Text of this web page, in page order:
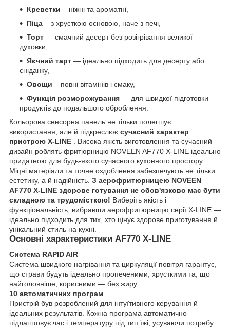
Креветки – ніжні та ароматні,
Піца – з хрусткою основою, наче з печі,
Торт — смачний десерт без розігрівання великої
духовки,
Яєчний тарт — ідеально підходить для десерту або
сніданку,
Овощи – повні вітамінів і смаку,
Функція розморожування — для швидкої підготовки
продуктів до подальшого оброблення.
Кольорова сенсорна панель не тільки полегшує
використання, але й підкреслює сучасний характер
пристрою X-LINE . Висока якість виготовлення та сучасний
дизайн роблять фритюрницю NOVEEN AF770 X-LINE ідеально
придатною для будь-якого сучасного кухонного простору.
Міцні матеріали та точне оздоблення забезпечують не тільки
естетику, а й надійність. З аерофритюрницею NOVEEN
AF770 X-LINE здорове готування не обов'язково має бути
складною та трудомісткою! Виберіть якість і
функціональність, вибравши аерофритюрницю серії X-LINE —
ідеально підходить для тих, хто цінує здорове приготування й
унікальний стиль на кухні.
Основні характеристики AF770 X-LINE
Система RAPID AIR
Система швидкого нагрівання та циркуляції повітря гарантує,
що страви будуть ідеально пропеченими, хрусткими та, що
найголовніше, корисними — без жиру.
10 автоматичних програм
Пристрій був розроблений для інтуїтивного керування й
ідеальних результатів. Кожна програма автоматично
підлаштовує час і температуру під тип їжі, усуваючи потребу